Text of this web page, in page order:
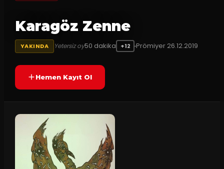
Karagöz Zenne
YAKINDA Yetersiz oy50 dakika +12 Prömiyer 26.12.2019
Hemen Kayıt Ol